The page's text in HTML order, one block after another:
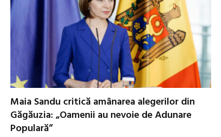
Maia Sandu critică amânarea alegerilor din
Găgăuzia: „Oamenii au nevoie de Adunare
Populară”